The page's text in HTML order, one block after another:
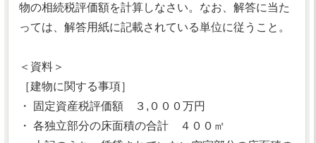
物の相続税評価額を計算しなさい。なお、解答に当た
っては、解答用紙に記載されている単位に従うこと。
＜資料＞
［建物に関する事項］
・ 固定資産税評価額 ３,０００万円
・ 各独立部分の床面積の合計 ４００㎡